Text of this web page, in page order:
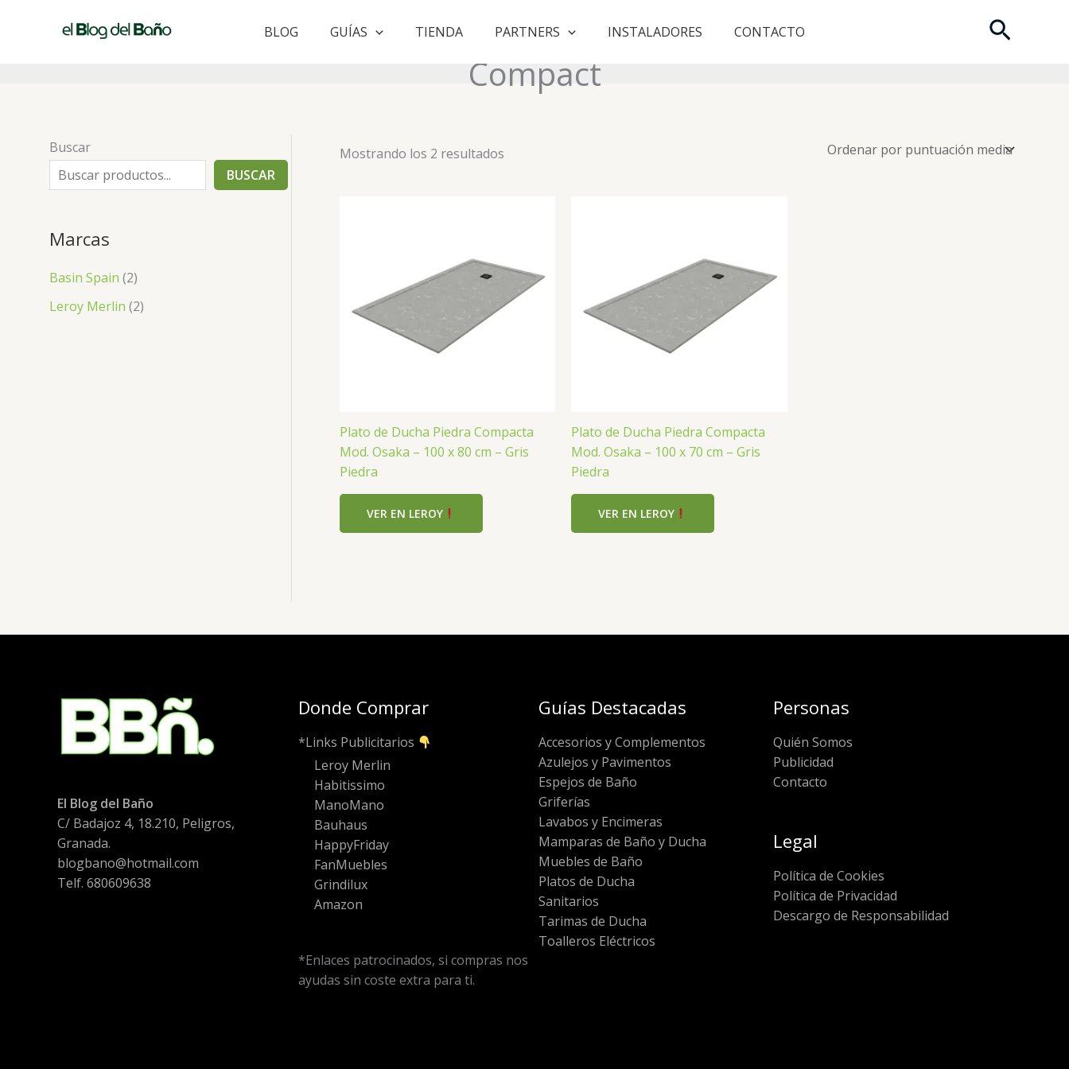
BLOG GUÍAS TIENDA PARTNERS INSTALADORES CONTACTO Buscar
Compact
Buscar
BUSCAR
Marcas
Basin Spain (2)
Leroy Merlin (2)
Mostrando los 2 resultados
Plato de Ducha Piedra Compacta
Mod. Osaka – 100 x 80 cm – Gris
Piedra
VER EN LEROY
Plato de Ducha Piedra Compacta
Mod. Osaka – 100 x 70 cm – Gris
Piedra
VER EN LEROY
El Blog del Baño
C/ Badajoz 4, 18.210, Peligros,
Granada.
blogbano@hotmail.com
Telf. 680609638
Donde Comprar
*Links Publicitarios
Leroy Merlin
Habitissimo
ManoMano
Bauhaus
HappyFriday
FanMuebles
Grindilux
Amazon
*Enlaces patrocinados, si compras nos
ayudas sin coste extra para ti.
Guías Destacadas
Accesorios y Complementos
Azulejos y Pavimentos
Espejos de Baño
Griferías
Lavabos y Encimeras
Mamparas de Baño y Ducha
Muebles de Baño
Platos de Ducha
Sanitarios
Tarimas de Ducha
Toalleros Eléctricos
Personas
Quién Somos
Publicidad
Contacto
Legal
Política de Cookies
Política de Privacidad
Descargo de Responsabilidad